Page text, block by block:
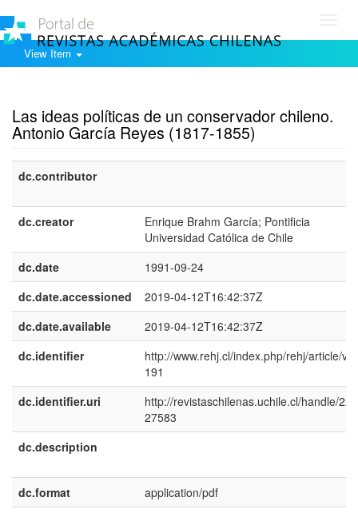
View Item
Las ideas políticas de un conservador chileno.
Antonio García Reyes (1817-1855)
dc.contributor
dc.creator
Enrique Brahm García; Pontificia
Universidad Católica de Chile
dc.date
1991-09-24
dc.date.accessioned
2019-04-12T16:42:37Z
dc.date.available
2019-04-12T16:42:37Z
dc.identifier
http://www.rehj.cl/index.php/rehj/article/
191
dc.identifier.uri
http://revistaschilenas.uchile.cl/handle/
27583
dc.description
dc.format
application/pdf